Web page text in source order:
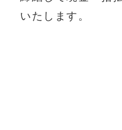
いたします。